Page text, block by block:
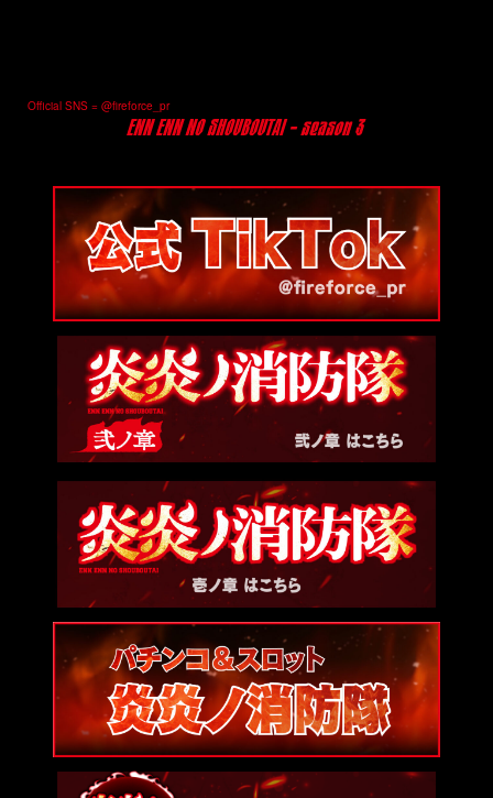
Official SNS = @fireforce_pr